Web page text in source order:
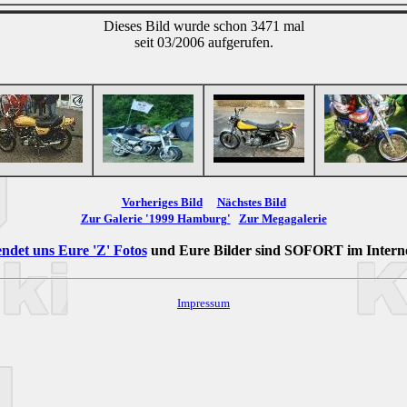
Dieses Bild wurde schon 3471 mal
seit 03/2006 aufgerufen.
Vorheriges Bild
Nächstes Bild
Zur Galerie '1999 Hamburg'
Zur Megagalerie
uns Eure 'Z' Fotosund Eure Bilder sind SOFORTim
Impressum